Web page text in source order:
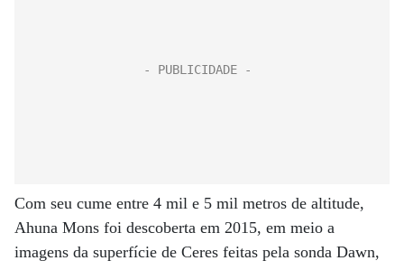
Com seu cume entre 4 mil e 5 mil metros de altitude,
Ahuna Mons foi descoberta em 2015, em meio a
imagens da superfície de Ceres feitas pela sonda Dawn,